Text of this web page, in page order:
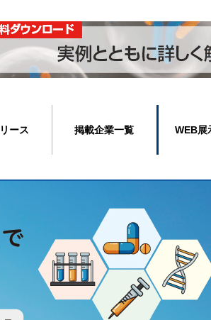
ース 掲載企業一覧 WEB展